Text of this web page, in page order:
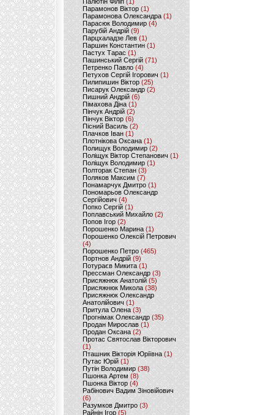
Парамонов Віктор (1)
Парамонова Олександра(1)
Парасюк Володимир(4)
Парубій Андрій (9)
Парцхаладзе Лев (1)
Паршин Константин(1)
Пастух Тарас (1)
Пашинський Сергій (71)
Петренко Павло (4)
Петухов Сергій Ігорович (1)
Пилипишин Віктор(25)
Писарук Олександр(2)
Пишний Андрій (6)
Пімахова Діна(1)
Пінчук Андрій(2)
Пінчук Віктор (6)
Пісний Василь (2)
Плачков Іван(1)
Плотнікова Оксана (1)
Полищук Володимир(2)
Поліщук Віктор Степанович(1)
Поліщук Володимир (1)
Полторак Степан(3)
Поляков Максим (7)
Понамарчук Дмитро (1)
Пономарьов Олександр
Сергійович(4)
Попко Сергій (1)
Поплавський Михайло (2)
Попов Ігор(2)
Порошенко Марина (1)
Порошенко Олексій Петрович
(4)
Порошенко Петро (465)
Портнов Андрій (9)
Потураєв Микита(1)
Прессман Олександр(3)
Присяжнюк Анатолій (5)
Присяжнюк Микола (38)
Присяжнюк Олександр
Анатолійович (1)
Притула Олена (3)
Прогнімак Олександр(35)
Продан Мирослав(1)
Продан Оксана (2)
Протас Святослав Вікторович
(1)
Пташник Вікторія Юріївна (1)
Путас Юрій (1)
Путін Володимир(38)
Пшонка Артем (8)
Пшонка Віктор(4)
Рабінович Вадим Зіновійович
(6)
Разумков Дмитро (3)
Райнін Ігор(5)